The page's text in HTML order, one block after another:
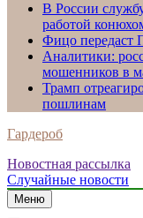
В России
работой
Фицо передаст
Аналитики:
мошенников в
Трамп
пошлинам
Гардероб
Новостная рассылка
Случайные новости
Меню